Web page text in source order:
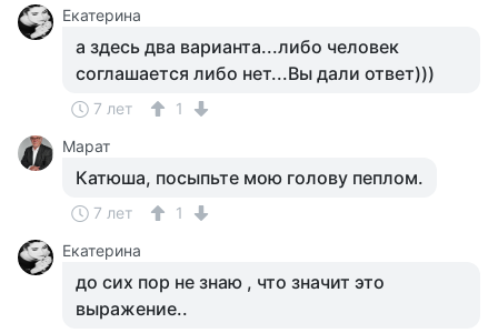
Екатерина
а здесь два варианта...либо человек
соглашается либо нет...Вы дали ответ)))
7 лет
1
Марат
Катюша, посыпьте мою голову пеплом.
7 лет
1
Екатерина
до сих пор не знаю , что значит это
выражение..